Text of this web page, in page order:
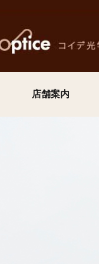
店舗案内